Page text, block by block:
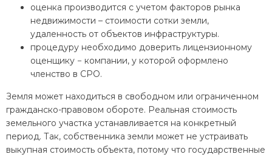
оценка производится с учетом факторов рынка
недвижимости – стоимости сотки земли,
удаленность от объектов инфраструктуры.
процедуру необходимо доверить лицензионному
оценщику − компании, у которой оформлено
членство в СРО.
Земля может находиться в свободном или ограниченном
гражданско-правовом обороте. Реальная стоимость
земельного участка устанавливается на конкретный
период. Так, собственника земли может не устраивать
выкупная стоимость объекта, потому что государственные